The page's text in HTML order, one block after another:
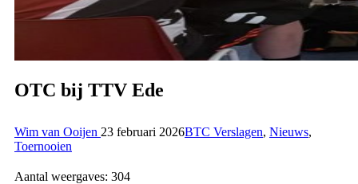
OTC bij TTV Ede
Wim van Ooijen 23 februari 2026BTC Verslagen, Nieuws,
Toernooien
Aantal weergaves: 304